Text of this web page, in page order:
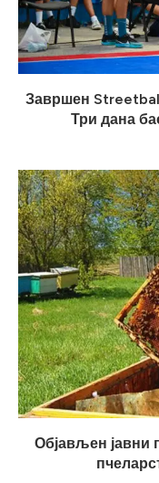
Завршен
Три дана
Објављен јавни